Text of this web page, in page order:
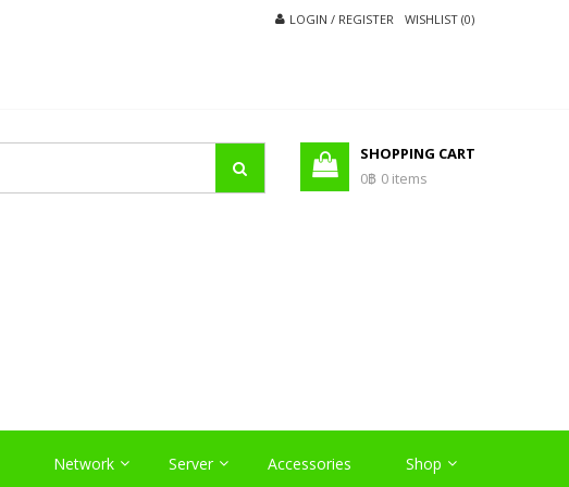
LOGIN / REGISTER WISHLIST (0)
SHOPPING CART
0฿ 0 items
Network Server Accessories Shop